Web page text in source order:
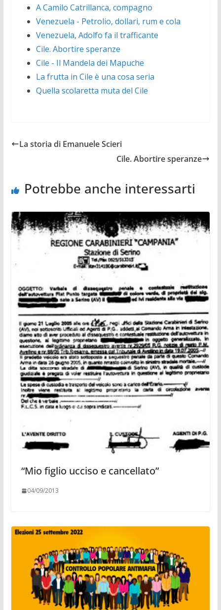
A Camilo Catrillanca, compagno
Venezuela - Petrolio, dollari, rum e cola
Venezuela, Adolfo fa il trafficante
Cile. Abortire speranze
Cile - Il Mandela dei Mapuche
La frutta in Cile è una cosa seria
Quella scolaretta muta del Cile
La storia di Emanuele Scieri
Cile. Abortire speranze
Potrebbe anche interessarti
“Mio figlio ucciso e cancellato”
04/09/2013